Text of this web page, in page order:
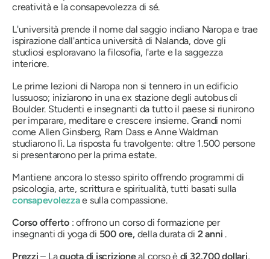
creatività e la consapevolezza di sé.
L'università prende il nome dal saggio indiano Naropa e trae
ispirazione dall'antica università di Nalanda, dove gli
studiosi esploravano la filosofia, l'arte e la saggezza
interiore.
Le prime lezioni di Naropa non si tennero in un edificio
lussuoso; iniziarono in una ex stazione degli autobus di
Boulder. Studenti e insegnanti da tutto il paese si riunirono
per imparare, meditare e crescere insieme. Grandi nomi
come Allen Ginsberg, Ram Dass e Anne Waldman
studiarono lì. La risposta fu travolgente: oltre 1.500 persone
si presentarono per la prima estate.
Mantiene ancora lo stesso spirito offrendo programmi di
psicologia, arte, scrittura e spiritualità, tutti basati sulla
consapevolezzae sulla compassione.
Corso offerto: offrono un corso di formazione per
insegnanti di yoga di 500 ore,della durata di 2 anni .
Prezzi – Laquota di iscrizioneal corso èdi 32.700 dollari,